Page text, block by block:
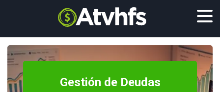
Gestión de Deudas